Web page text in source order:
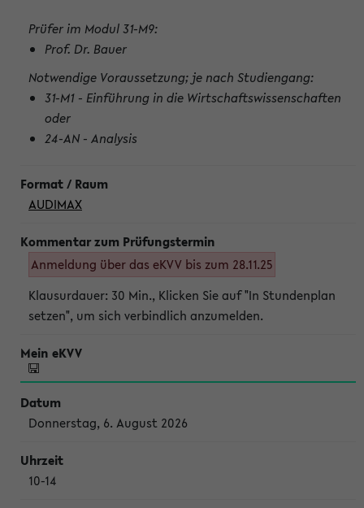
Prüfer im Modul 31-M9:
Prof. Dr. Bauer
Notwendige Voraussetzung; je nach Studiengang:
31-M1 - Einführung in die Wirtschaftswissenschaften
oder
24-AN - Analysis
AUDIMAX
Anmeldung über das eKVV bis zum 28.11.25
Klausurdauer: 30 Min., Klicken Sie auf "In Stundenplan
setzen", um sich verbindlich anzumelden.
Donnerstag, 6. August 2026
10-14